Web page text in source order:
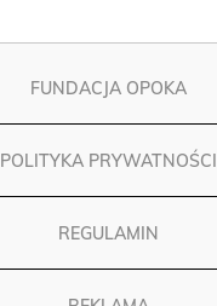
FUNDACJA OPOKA
POLITYKA PRYWATNOŚCI
REGULAMIN